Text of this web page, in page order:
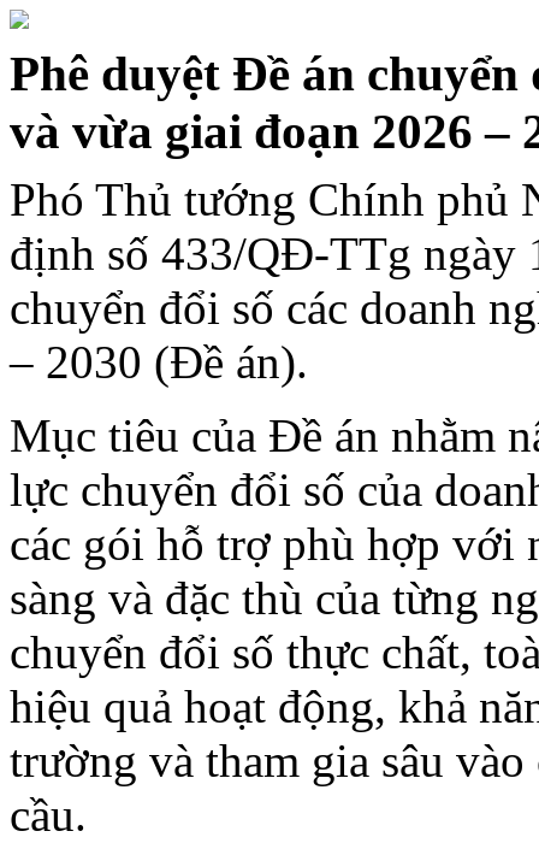
Phê duyệt Đề án chuyển
và vừa giai đoạn 2026 –
Phó Thủ tướng Chính phủ
định số 433/QĐ-TTg ngày
chuyển đổi số các doanh
– 2030 (Đề án).
Mục tiêu của Đề án nhằm
lực chuyển đổi số của
các gói hỗ trợ phù hợp với
sàng và đặc thù của từng
chuyển đổi số thực chất,
hiệu quả hoạt động, khả
trường và tham gia sâu
cầu.